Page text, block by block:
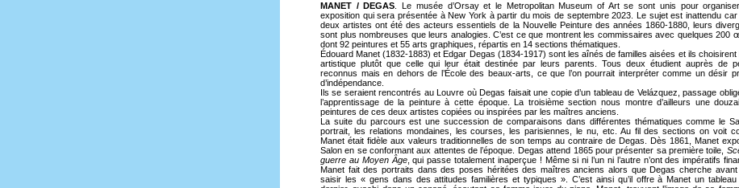
MANET / DEGAS. Le musée d’Orsay et le Metropolitan Museum of Art se sont unis pour
exposition qui sera présentée à New York à partir du mois de septembre 2023. Le sujet est inattendu
deux artistes ont été des acteurs essentiels de la Nouvelle Peinture des années 1860-1880, leurs
sont plus nombreuses que leurs analogies. C’est ce que montrent les commissaires avec quelques 200
dont 92 peintures et 55 arts graphiques, répartis en 14 sections thématiques.
Édouard Manet (1832-1883) et Edgar Degas (1834-1917) sont les aînés de familles aisées et ils choisirent
artistique plutôt que celle qui leur était destinée par leurs parents. Tous deux étudient auprès de
reconnus mais en dehors de l’École des beaux-arts, ce que l’on pourrait interpréter comme un désir
d’indépendance.
Ils se seraient rencontrés au Louvre où Degas faisait une copie d’un tableau de Velázquez, passage
l’apprentissage de la peinture à cette époque. La troisième section nous montre d’ailleurs une
peintures de ces deux artistes copiées ou inspirées par les maîtres anciens.
La suite du parcours est une succession de comparaisons dans différentes thématiques comme le
portrait, les relations mondaines, les courses, les parisiennes, le nu, etc. Au fil des sections on voit
Manet était fidèle aux valeurs traditionnelles de son temps au contraire de Degas. Dès 1861, Manet
Salon en se conformant aux attentes de l’époque. Degas attend 1865 pour présenter sa première toile,
guerre au Moyen Âge, qui passe totalement inaperçue ! Même si ni l’un ni l’autre n’ont des impératifs
Manet fait des portraits dans des poses héritées des maîtres anciens alors que Degas cherche
saisir les « gens dans des attitudes familières et typiques ». C’est ainsi qu’il offre à Manet un